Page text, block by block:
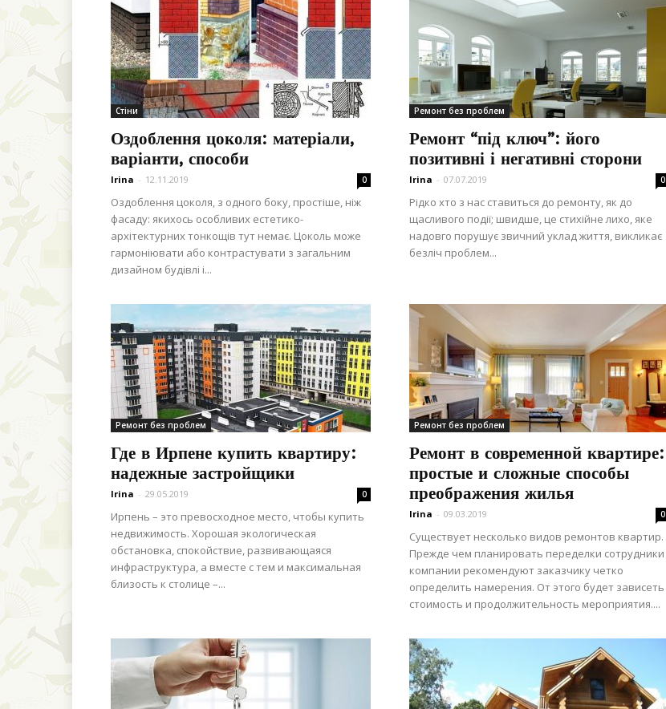
Стіни
Оздоблення цоколя: матеріали,
варіанти, способи
Irina - 12.11.2019 0
Оздоблення цоколя, з одного боку, простіше, ніж
фасаду: якихось особливих естетико-
архітектурних тонкощів тут немає. Цоколь може
гармоніювати або контрастувати з загальним
дизайном будівлі і...
Ремонт без проблем
Ремонт “під ключ”: його
позитивні і негативні сторони
Irina - 07.07.2019 0
Рідко хто з нас ставиться до ремонту, як до
щасливого події; швидше, це стихійне лихо, яке
надовго порушує звичний уклад життя, викликає
безліч проблем...
Ремонт без проблем
Где в Ирпене купить квартиру:
надежные застройщики
Irina - 29.05.2019 0
Ирпень – это превосходное место, чтобы купить
недвижимость. Хорошая экологическая
обстановка, спокойствие, развивающаяся
инфраструктура, а вместе с тем и максимальная
близость к столице –...
Ремонт без проблем
Ремонт в современной квартире:
простые и сложные способы
преображения жилья
Irina - 09.03.2019 0
Существует несколько видов ремонтов квартир.
Прежде чем планировать переделки сотрудники
компании рекомендуют заказчику четко
определить намерения. От этого будет зависеть
стоимость и продолжительность мероприятия....